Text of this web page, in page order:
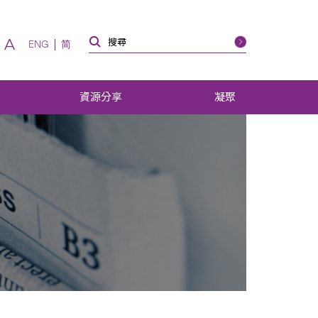
A ENG 简
資源分享 凝聚